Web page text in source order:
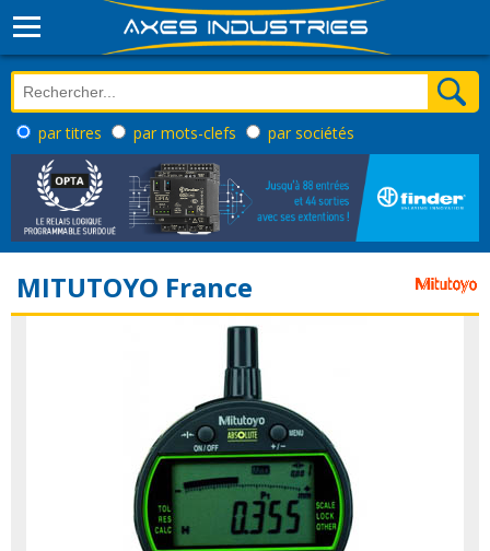
par titres par mots-clefs par sociétés
MITUTOYO France